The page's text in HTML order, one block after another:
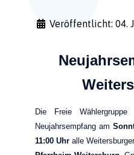
Veröffentlicht: 04.
Die Freie
Neujahrsempfang am
11:00 Uhr alle